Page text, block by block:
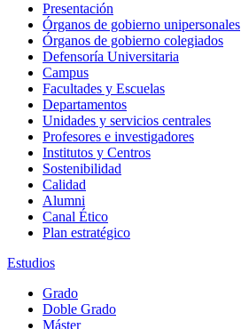
Presentación
Órganos de gobierno unipersonales
Órganos de gobierno colegiados
Defensoría Universitaria
Campus
Facultades y Escuelas
Departamentos
Unidades y servicios centrales
Profesores e investigadores
Institutos y Centros
Sostenibilidad
Calidad
Alumni
Canal Ético
Plan estratégico
Estudios
Grado
Doble Grado
Máster